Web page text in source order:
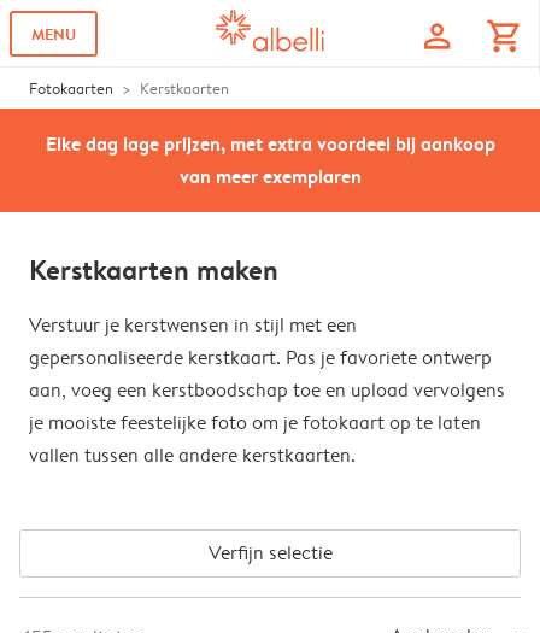
MENU profile shopping_cart
Fotokaarten Kerstkaarten
Elke dag lage prijzen, met extra voordeel bij aankoop
van meer exemplaren
Kerstkaarten maken
Verstuur je kerstwensen in stijl met een
gepersonaliseerde kerstkaart. Pas je favoriete ontwerp
aan, voeg een kerstboodschap toe en upload vervolgens
je mooiste feestelijke foto om je fotokaart op te laten
vallen tussen alle andere kerstkaarten.
Verfijn selectie